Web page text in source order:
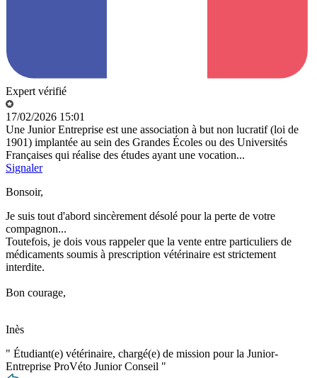
Expert vérifié
17/02/2026 15:01
Une Junior Entreprise est une association à but non lucratif (loi de
1901) implantée au sein des Grandes Écoles ou des Universités
Françaises qui réalise des études ayant une vocation...
Signaler
Bonsoir,
Je suis tout d'abord sincèrement désolé pour la perte de votre
compagnon...
Toutefois, je dois vous rappeler que la vente entre particuliers de
médicaments soumis à prescription vétérinaire est strictement
interdite.
Bon courage,
Inès
" Étudiant(e) vétérinaire, chargé(e) de mission pour la Junior-
Entreprise ProVéto Junior Conseil "